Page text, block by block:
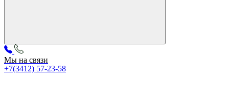
Мы на связи
+7(3412) 57-23-58